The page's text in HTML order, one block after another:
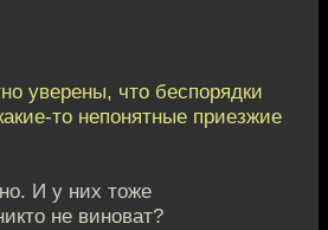
уверены, что беспорядки
то непонятные приезжие
И у них тоже
не виноват?